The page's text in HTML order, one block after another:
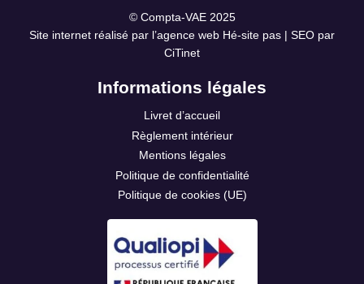
© Compta-VAE2025
Site internet réalisé par l’agence web Hé-site pas | SEO par
CiTinet
Informations légales
Livret d’accueil
Règlement intérieur
Mentions légales
Politique de confidentialité
Politique de cookies (UE)